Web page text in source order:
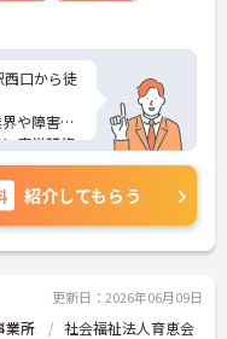
西口から徒
や障害に
座学研修
のでご入
ンスも充
ます。ご
さい。
紹介してもらう
更新日：2026年06月09日
業所 社会福祉法人育恵会